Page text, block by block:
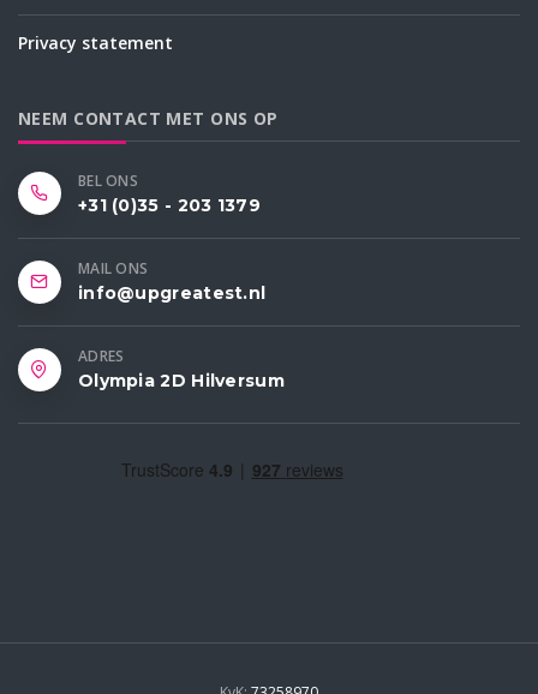
Privacy statement
NEEM CONTACT MET ONS OP
BEL ONS
+31 (0)35 - 203 1379
MAIL ONS
info@upgreatest.nl
ADRES
Olympia 2D Hilversum